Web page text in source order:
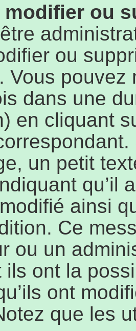
modifier ou
ou
Vous pouvez
dans une
en cliquant
un petit
qu’il
ainsi
Ce
ou un
ils ont la
ont
que les